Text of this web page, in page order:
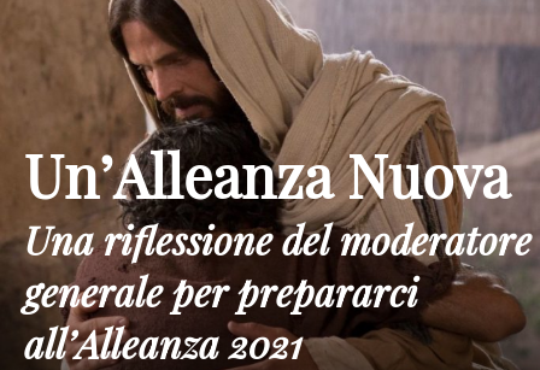
Un’Alleanza Nuova
Una riflessione del moderatore
generale per prepararci
all’Alleanza 2021